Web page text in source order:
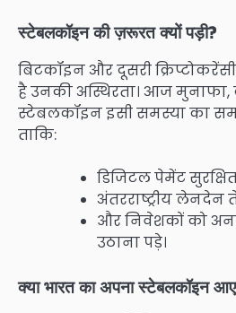
स्टेबलकॉइन की ज़रूरत क्यों पड़ी?
बिटकॉइन और दूसरी
है उनकी अस्थिरता। आज मुनाफा,
स्टेबलकॉइन इसी समस्या का
ताकि:
डिजिटल पेमेंट सुरक्षित
अंतरराष्ट्रीय लेनदेन
और निवेशकों को
उठाना पड़े।
क्या भारत का अपना स्टेबलकॉइन